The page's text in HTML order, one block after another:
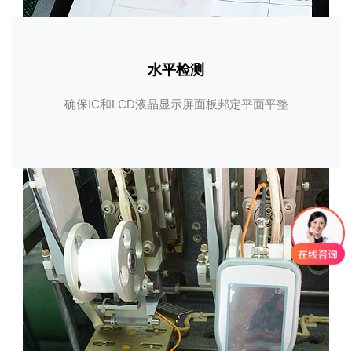
水平检测
确保IC和LCD液晶显示屏面板邦定平面平整